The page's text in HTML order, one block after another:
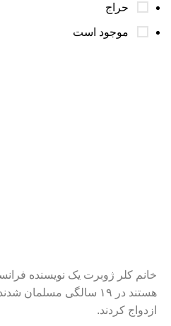
حراج
موجود است
خانم کلر ژوبرت یک نویسنده
هستند در ۱۹ سالگی
ازدواج کردند.